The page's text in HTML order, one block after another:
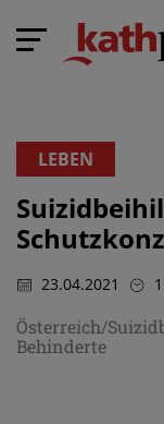
LEBEN
23.04.2021
Österreich/
Behinderte